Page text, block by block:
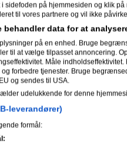
Webhosting > Alt
Nyeste indlæg af
Diæt for
Nyeste indlægaf
Kan du spotte,
Nyeste indlægaf
programmør
sidefoden på hjemmesiden og klik
til vores partnere og vil ikke
behandler data for at
på en enhed. Bruge
til at vælge tilpasset annoncering.
Måle
og forbedre tjenester. Bruge
og sendes til USA.
udelukkende for denne
leverandører)
formål: